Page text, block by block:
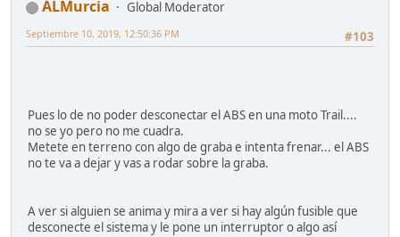
ALMurcia
Global Moderator
#103
Septiembre 10, 2019, 12:50:36 PM
Pues lo de no poder desconectar el ABS en una moto Trail....
no se yo pero no me cuadra.
Metete en terreno con algo de graba e intenta frenar... el ABS
no te va a dejar y vas a rodar sobre la graba.
A ver si alguien se anima y mira a ver si hay algún fusible que
desconecte el sistema y le pone un interruptor o algo así